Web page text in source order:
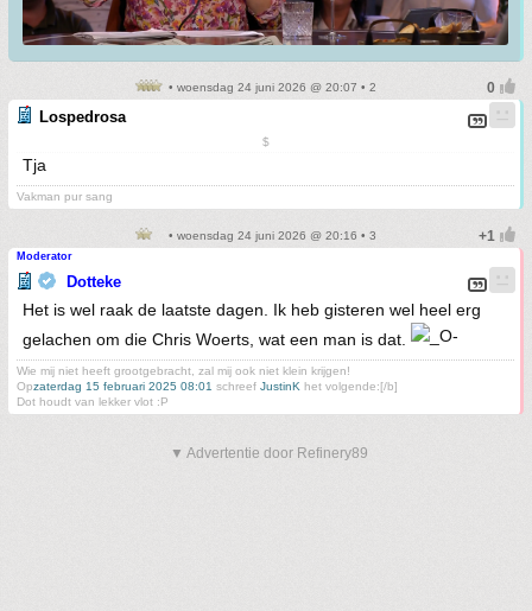
• woensdag 24 juni 2026 @ 20:07 • 2
Lospedrosa
$
Tja
Vakman pur sang
• woensdag 24 juni 2026 @ 20:16 • 3
Moderator
Dotteke
Het is wel raak de laatste dagen. Ik heb gisteren wel heel erg
gelachen om die Chris Woerts, wat een man is dat.
Wie mij niet heeft grootgebracht, zal mij ook niet klein krijgen!
Opzaterdag 15 februari 2025 08:01 schreef JustinK het volgende:[/b]
Dot houdt van lekker vlot :P
▼ Advertentie door Refinery89